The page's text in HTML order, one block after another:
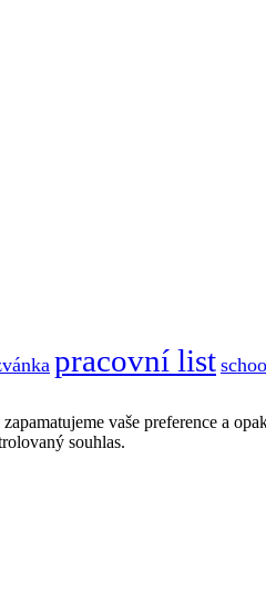
pracovní list
vaše preference a
souhlas.